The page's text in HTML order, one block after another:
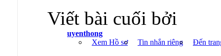
Viết bài cuối bởi
uyenthong
Xem Hồ sơ
Tin nhắn riêng Đến